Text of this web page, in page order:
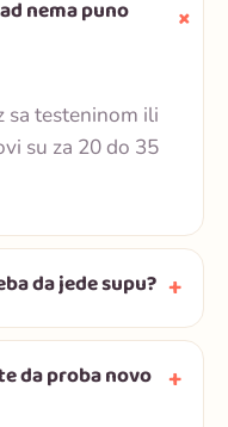
nema puno
sa testeninom ili
su za 20 do 35
da jede supu?
da proba novo